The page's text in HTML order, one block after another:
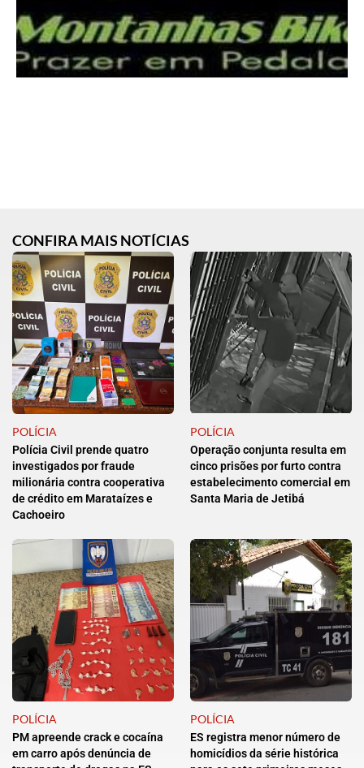
CONFIRA MAIS NOTÍCIAS
POLÍCIA
Polícia Civil prende quatro
investigados por fraude
milionária contra cooperativa
de crédito em Marataízes e
Cachoeiro
POLÍCIA
Operação conjunta resulta em
cinco prisões por furto contra
estabelecimento comercial em
Santa Maria de Jetibá
POLÍCIA
PM apreende crack e cocaína
em carro após denúncia de
POLÍCIA
ES registra menor número de
homicídios da série histórica